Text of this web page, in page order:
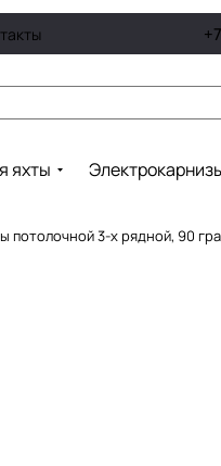
яхты
потолочной 3-х рядной, 90